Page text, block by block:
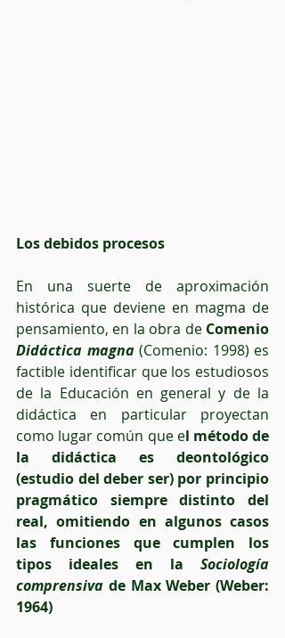
Los debidos procesos
En una suerte de aproximación
histórica que deviene en magma de
pensamiento, en la obra de
Didáctica magna (Comenio: 1998) es
factible identificar que los estudiosos
de la Educación en general y de la
didáctica en particular proyectan
como lugar común que el método de
la didáctica es deontológico
(estudio del deber ser) por principio
pragmático siempre distinto del
real, omitiendo en algunos casos
las funciones que cumplen los
tipos ideales en la Sociología
comprensiva de Max Weber (Weber:
1964)